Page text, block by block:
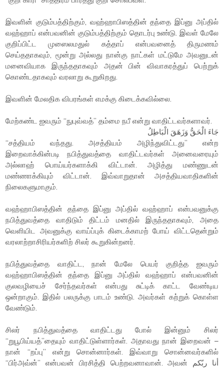
இவளின் குடும்பத்திற்கும், வஹ்ஹாபிஸத்தின் தந்தை இப்னு அப்தில்
வஹ்ஹாப் என்பவனின் குடும்பத்திற்கும் தொடர்பு உண்டு. இவள் மேலே
குறிப்பிட்ட முஸைலமதுல் கத்தாப் என்பவனைத் திருமணம்
செய்ததாகவும், மூன்று அல்லது நான்கு நாட்கள் மட்டுமே அவனுடன்
மனைவியாக இருந்ததாகவும் அதன் பின் விவாகரத்துப் பெற்றுக்
கொண்டதாகவும் வரலாறு கூறுகிறது.
இவளின் மேலதிக விபரங்கள் எமக்கு கிடைக்கவில்லை.
மேற்கண்ட ஐவரும் “நுபுவ்வத்” தம்மை நபீ என்று வாதிட்டவர்களாவர்.
جَاءَ الْحَقُّ وَزَهَقَ الْبَاطِلُ
“சத்தியம் வந்தது. அசத்தியம் அழிந்துவிட்டது” என்ற
இறைவாக்கின்படி நபித்துவத்தை வாதிட்டவர்கள் அனைவரையும்
அல்லாஹ் பொய்யர்களாக்கி விட்டான். அழித்து மண்ணுடன்
மண்ணாக்கியும் விட்டான். இவ்வாறுதான் அசத்தியவாதிகளின்
நிலைகளுமாகும்.
வஹ்ஹாபிஸத்தின் தந்தை இப்னு அப்தில் வஹ்ஹாப் என்பவனுக்கு
நபித்துவத்தை வாதிடும் திட்டம் மனதில் இருந்ததாகவும், அதை
வெளியிட அவனுக்கு வாய்ப்புக் கிடைக்காமற் போய் விட்டதென்றும்
வரலாற்றாசிரியர்களிற் சிலர் கூறுகின்றனர்.
நபித்துவத்தை வாதிட்ட, நான் மேலே பெயர் குறித்த ஐவரும்
வஹ்ஹாபிஸத்தின் தந்தை இப்னு அப்தில் வஹ்ஹாப் என்பவனின்
குலவழியைச் சேர்ந்தவர்கள் என்பது சுட்டிக் காட்ட வேண்டிய
ஒன்றாகும். இதில் பலருக்கு பாடம் உண்டு. அவர்கள் கற்றுக் கொள்ள
வேண்டும்.
சிலர் நபித்துவத்தை வாதிட்டது போல் இன்னும் சிலர்
“றுபூபிய்யத்”தையும் வாதிட்டுள்ளார்கள். அதாவது நான் இறைவன் –
நான் “றப்பு” என்று சொன்னார்கள். இவ்வாறு சொன்னவர்களில்
“பிர்அவ்ன்” என்பவன் பிரசித்தி பெற்றவனாவான். அவன் أنا ربّكم